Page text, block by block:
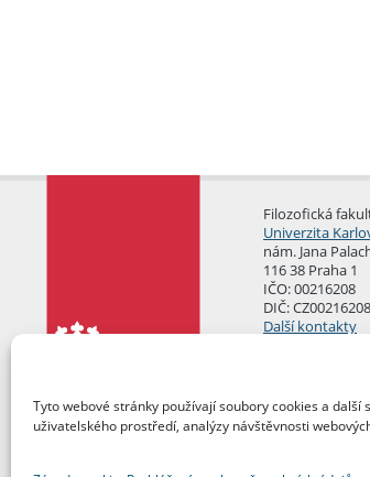
Tyto webové stránky používají soubory cookies a další
uživatelského prostředí, analýzy návštěvnosti
Filozofická
Univerzita
nám. Jana
116 38 Praha 1
IČO: 00216208
DIČ: CZ00216208
Další kontakty